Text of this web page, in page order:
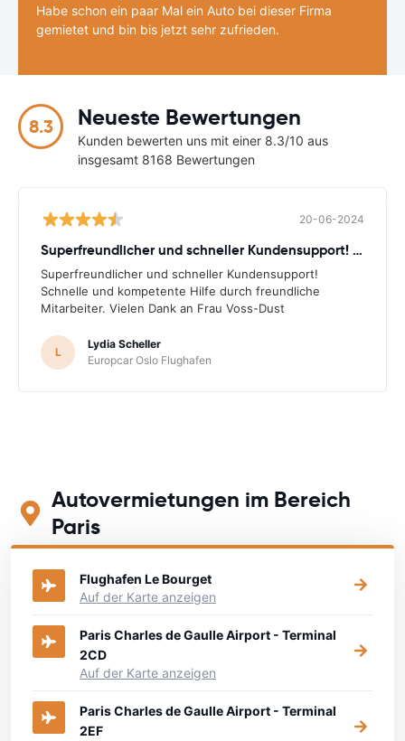
Habe schon ein paar Mal ein Auto bei dieser Firma
gemietet und bin bis jetzt sehr zufrieden.
8.3 Neueste Bewertungen
Kunden bewerten uns mit einer 8.3/10 aus
insgesamt 8168 Bewertungen
20-06-2024
Superfreundlicher und schneller Kundensupport! Schnelle
Superfreundlicher und schneller Kundensupport!
Schnelle und kompetente Hilfe durch freundliche
Mitarbeiter. Vielen Dank an Frau Voss-Dust
L
Lydia Scheller
Europcar Oslo Flughafen
Autovermietungen im Bereich
Paris
Flughafen Le Bourget
Auf der Karte anzeigen
Paris Charles de Gaulle Airport - Terminal
2CD
Auf der Karte anzeigen
Paris Charles de Gaulle Airport - Terminal
2EF